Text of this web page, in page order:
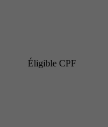
Éligible CPF